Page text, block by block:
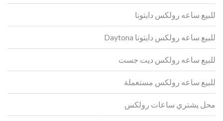
للبيع ساعه رولكس دايتونا
للبيع ساعه رولكس دايتونا Daytona
للبيع ساعه رولكس ديت جست
للبيع ساعه رولكس مستعملة
محل يشتري ساعات رولكس